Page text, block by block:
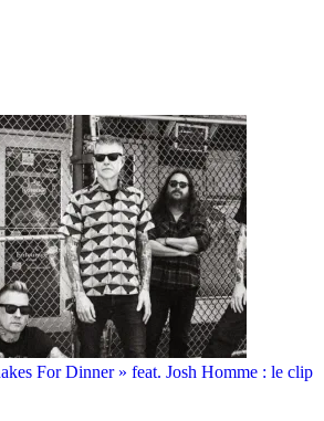
For Dinner » feat. Josh Homme : le clip